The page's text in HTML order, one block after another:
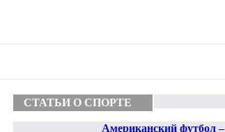
СТАТЬИ О СПОРТЕ
Американский футбол –